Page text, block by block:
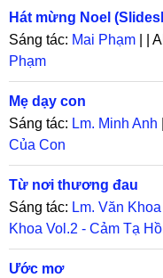
Hát mừng Noel
Sáng tác: Mai Phạm | |
Phạm
Mẹ dạy con
Sáng tác: Lm. Minh Anh
Của Con
Từ nơi thương đau
Sáng tác: Lm. Văn Khoa
Khoa Vol.2 - Cảm Tạ
Ước mơ